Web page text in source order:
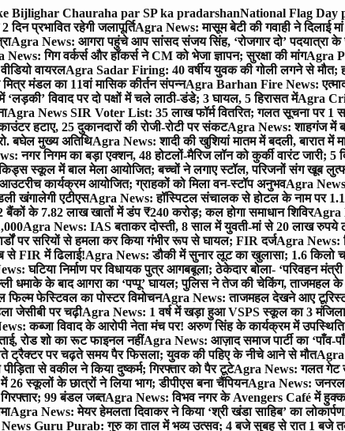
Bijlighar Chauraha par SP ka pradarshanNational Flag Day
प्रभावित रहेगी जलापूर्तिAgra News: मासूम बेटी की गवाही ने दिलाई
Agra News: आगरा पहुंचे आप सांसद संजय सिंह, ‘रोजगार दो’ पदयात्रा के
News: गिग वर्कर्स और हॉकर्स ने CM को भेजा ज्ञापन; सुरक्षा की मांगAgra
वायरलAgra Sadar Firing: 40 वर्षीय युवक की गोली लगने से मौत;
मंडल का 11वां मासिक कीर्तन संपन्नAgra Barhan Fire News:
विवाद पर दो पक्षों में चले लाठी-डंडे; 3 घायल, 5 हिरासत मेंAgra
Agra News SIR Voter List: 35 लाख फॉर्म वितरित; गलत सूचना पर 1
हटाए, 25 दुकानदारों की रोजी-रोटी पर संकटAgra News: शाहगंज में
बघेल मुख्य अतिथिAgra News: शादी की खुशियां मातम में बदली, बारात में
नगर निगम का बड़ा एक्शन, 48 होटलों-मैरिज लॉन को कुर्की वारंट जारी; 5
स्कूल में बाल मेला आयोजित; बच्चों ने लगाए स्टॉल, परिजनों संग खूब
कार्यक्रम आयोजित; ग्राहकों को मिला वन-स्टॉप अनुभवAgra
खंगालेगी एटीएसAgra News: हॉस्पिटल संचालक से होटल के नाम पर
के 7.82 लाख खातों में डंप ₹240 करोड़; कल होगा समाधान शिविरAgra
Agra News: IAS बताकर दोस्ती, 8 साल में युवती-मां से 20 लाख रुपये
पर सरियों से हमला कर किया गंभीर रूप से घायल; FIR दर्जAgra News:
से FIR में ढिलाई!Agra News: डौकी में सुनार लूट का खुलासा; 1.6 किलो
घटिया निर्माण पर विधायक पुत्र आगबबूला; ठेकेदार बोला- ‘परिवहन
धमाके के बाद आगरा का ‘पप्पू’ घायल; पुलिस ने तेज की चेकिंग, ताजमहल के
फेस्टिवल का पोस्टर विमोचनAgra News: ताजमहल देखने आए टूरिस्ट
जेसीबी पर चढ़ीAgra News: 1 वर्ष में खड़ा हुआ VSPS स्कूल का 3 मंजिला
कब्जा विवाद के आरोपी नेता मंच पर! अरुण सिंह के कार्यक्रम में
रोड शो का रूट फाइनल नहींAgra News: आज़ाद समाज पार्टी का ‘पाँव-
ट्रैक्टर पर चढ़ते समय पैर फिसला; युवक की पहिए के नीचे आने से मौतAgra
से वकील ने किया दुष्कर्म; गिरफ्तार को पैर टूटेAgra News: गलत गेट
स्कूलों के छात्रों ने लिया भाग; डीपीएस बना चैंपियनAgra News: जनरल
99 बंडल जब्तAgra News: विभव नगर के Avengers Café में
Agra News: मेयर हेमलता दिवाकर ने किया ‘श्री खंडा साहिब’ का लोकार्पण
Guru Purab: गुरु का ताल में भव्य उत्सव; 4 बजे सुबह से रात 1 बजे